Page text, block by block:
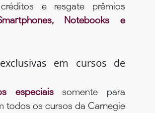
e resgate prêmios
Notebooks e
em cursos de
especiaissomente para
todos os cursos da Carnegie